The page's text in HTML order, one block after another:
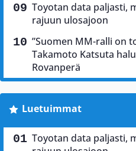
Toyotan data paljasti,
rajuun ulosajoon
”Suomen MM-ralli on
Takamoto Katsuta
Rovanperä
Luetuimmat
Toyotan data paljasti,